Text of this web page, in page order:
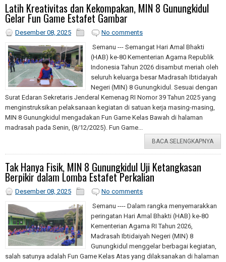
Latih Kreativitas dan Kekompakan, MIN 8 Gunungkidul
Gelar Fun Game Estafet Gambar
Desember 08, 2025
No comments
Semanu --- Semangat Hari Amal Bhakti
(HAB) ke-80 Kementerian Agama Republik
Indonesia Tahun 2026 disambut meriah oleh
seluruh keluarga besar Madrasah Ibtidaiyah
Negeri (MIN) 8 Gunungkidul. Sesuai dengan
Surat Edaran Sekretaris Jenderal Kemenag RI Nomor 39 Tahun 2025 yang
menginstruksikan pelaksanaan kegiatan di satuan kerja masing-masing,
MIN 8 Gunungkidul mengadakan Fun Game Kelas Bawah di halaman
madrasah pada Senin, (8/12/2025). Fun Game...
BACA SELENGKAPNYA
Tak Hanya Fisik, MIN 8 Gunungkidul Uji Ketangkasan
Berpikir dalam Lomba Estafet Perkalian
Desember 08, 2025
No comments
Semanu ---- Dalam rangka menyemarakkan
peringatan Hari Amal Bhakti (HAB) ke-80
Kementerian Agama RI Tahun 2026,
Madrasah Ibtidaiyah Negeri (MIN) 8
Gunungkidul menggelar berbagai kegiatan,
salah satunya adalah Fun Game Kelas Atas yang dilaksanakan di halaman